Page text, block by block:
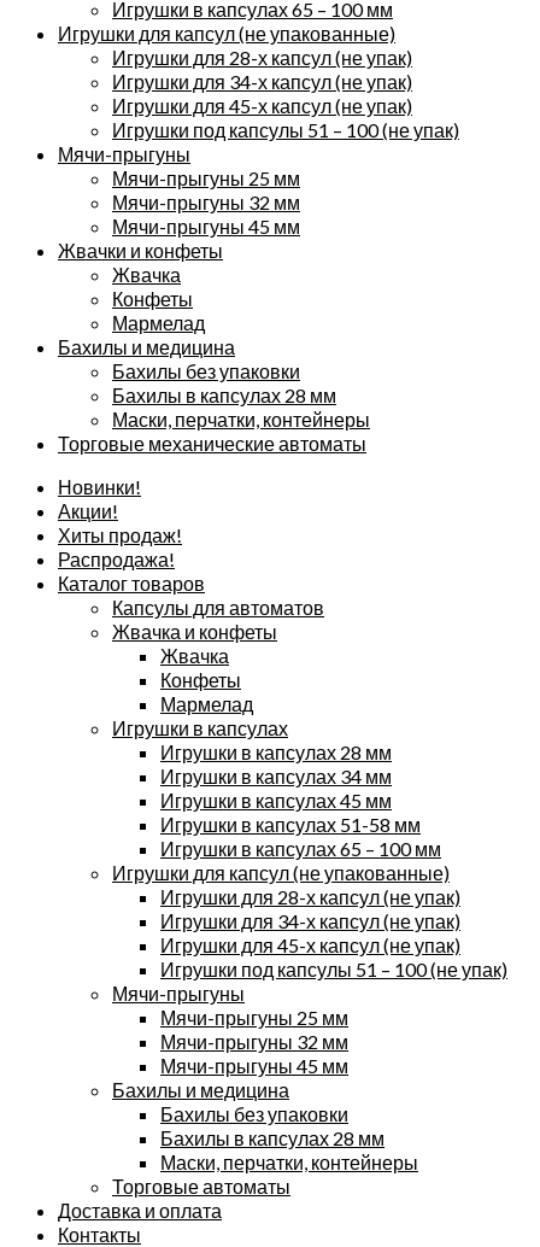
Игрушки в капсулах 65 – 100 мм
Игрушки для капсул (не упакованные)
Игрушки для 28-х капсул (не упак)
Игрушки для 34-х капсул (не упак)
Игрушки для 45-х капсул (не упак)
Игрушки под капсулы 51 – 100 (не упак)
Мячи-прыгуны
Мячи-прыгуны 25 мм
Мячи-прыгуны 32 мм
Мячи-прыгуны 45 мм
Жвачки и конфеты
Жвачка
Конфеты
Мармелад
Бахилы и медицина
Бахилы без упаковки
Бахилы в капсулах 28 мм
Маски, перчатки, контейнеры
Торговые механические автоматы
Новинки!
Акции!
Хиты продаж!
Распродажа!
Каталог товаров
Капсулы для автоматов
Жвачка и конфеты
Жвачка
Конфеты
Мармелад
Игрушки в капсулах
Игрушки в капсулах 28 мм
Игрушки в капсулах 34 мм
Игрушки в капсулах 45 мм
Игрушки в капсулах 51-58 мм
Игрушки в капсулах 65 – 100 мм
Игрушки для капсул (не упакованные)
Игрушки для 28-х капсул (не упак)
Игрушки для 34-х капсул (не упак)
Игрушки для 45-х капсул (не упак)
Игрушки под капсулы 51 – 100 (не упак)
Мячи-прыгуны
Мячи-прыгуны 25 мм
Мячи-прыгуны 32 мм
Мячи-прыгуны 45 мм
Бахилы и медицина
Бахилы без упаковки
Бахилы в капсулах 28 мм
Маски, перчатки, контейнеры
Торговые автоматы
Доставка и оплата
Контакты